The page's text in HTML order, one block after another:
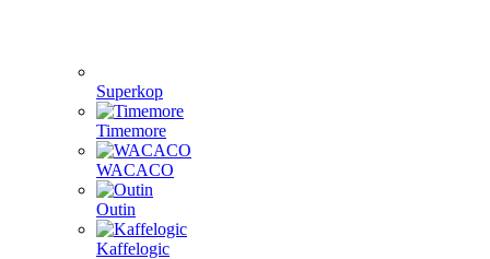
Superkop
Timemore
WACACO
Outin
Kaffelogic